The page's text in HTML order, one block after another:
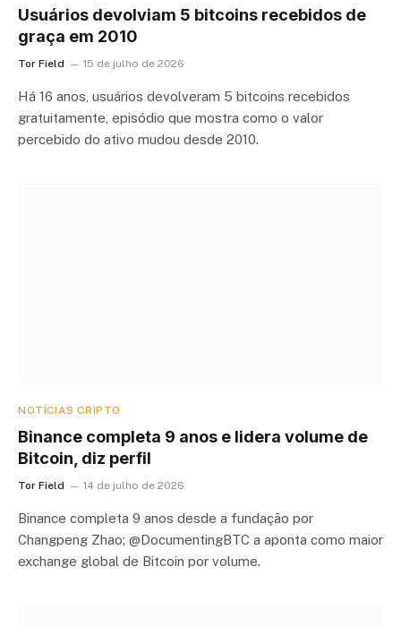
Usuários devolviam 5 bitcoins recebidos de
graça em 2010
Tor Field 15 de julho de 2026
Há 16 anos, usuários devolveram 5 bitcoins recebidos
gratuitamente, episódio que mostra como o valor
percebido do ativo mudou desde 2010.
NOTÍCIAS CRIPTO
Binance completa 9 anos e lidera volume de
Bitcoin, diz perfil
Tor Field 14 de julho de 2026
Binance completa 9 anos desde a fundação por
Changpeng Zhao; @DocumentingBTC a aponta como maior
exchange global de Bitcoin por volume.